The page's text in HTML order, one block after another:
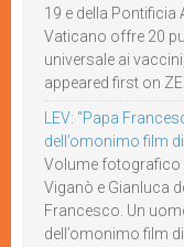
19 e della Pontificia
Vaticano offre 20
universale ai
appeared first on
LEV: “Papa
dell’omonimo film
Volume fotografico
Viganò e Gianluca
Francesco. Un
dell’omonimo film